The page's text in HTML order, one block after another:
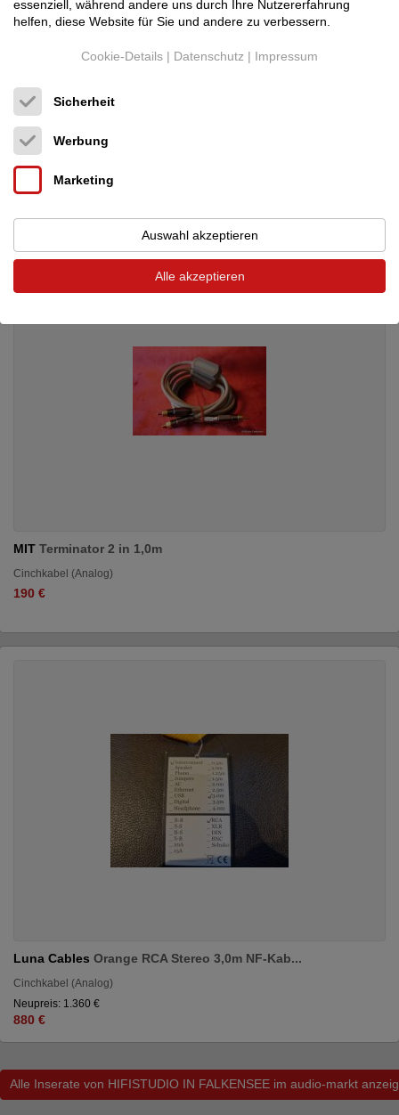
Atlas CablesMavros Ultra RCA 2x1m, 1 Paa...
Cinchkabel (Analog)
Neupreis: 2.315 €
MIT Terminator 2 in 1,0m
Cinchkabel (Analog)
190 €
Luna Cables Orange RCA Stereo 3,0m NF-Kab...
Cinchkabel (Analog)
Neupreis: 1.360 €
880 €
Alle Inserate von HIFISTUDIO IN FALKENSEE im audio-markt
essenziell, während andere uns durch Ihre Nutzererfahrung
helfen, diese Website für Sie und andere zu verbessern.
Cookie-Details | Datenschutz | Impressum
Sicherheit
Werbung
Marketing
Auswahl akzeptieren
Alle akzeptieren